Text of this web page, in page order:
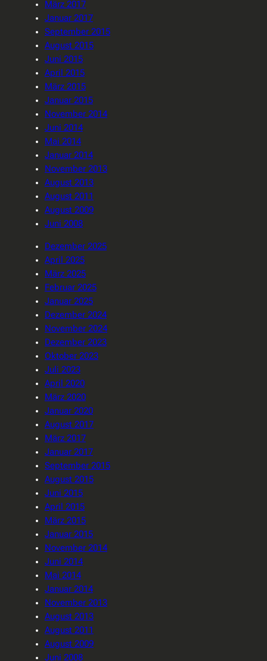
März 2017
Januar 2017
September 2015
August 2015
Juni 2015
April 2015
März 2015
Januar 2015
November 2014
Juni 2014
Mai 2014
Januar 2014
November 2013
August 2013
August 2011
August 2009
Juni 2008
Dezember 2025
April 2025
März 2025
Februar 2025
Januar 2025
Dezember 2024
November 2024
Dezember 2023
Oktober 2023
Juli 2023
April 2020
März 2020
Januar 2020
August 2017
März 2017
Januar 2017
September 2015
August 2015
Juni 2015
April 2015
März 2015
Januar 2015
November 2014
Juni 2014
Mai 2014
Januar 2014
November 2013
August 2013
August 2011
August 2009
Juni 2008